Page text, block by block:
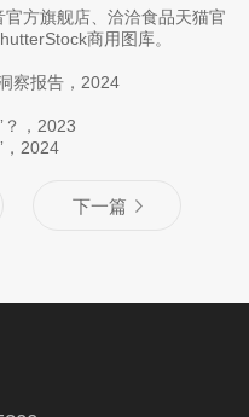
方旗舰店、洽洽食品天猫官
商用图库。
察报告，2024
？，2023
，2024
下一篇